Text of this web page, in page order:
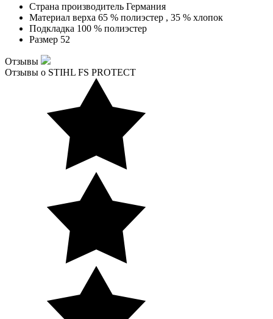
Страна производитель Германия
Материал верха 65 % полиэстер , 35 % хлопок
Подкладка 100 % полиэстер
Размер 52
Отзывы
Отзывы о STIHL FS PROTECT